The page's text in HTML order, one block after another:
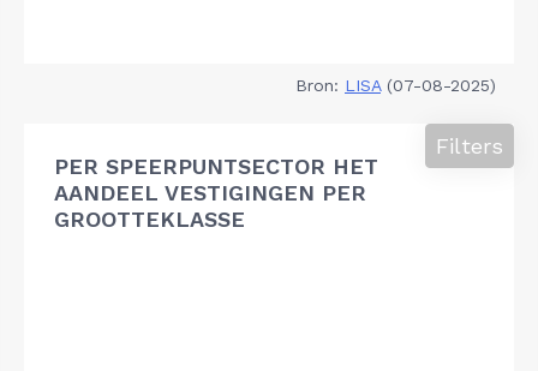
Bron: LISA(07-08-2025)
PER SPEERPUNTSECTOR HET
AANDEEL VESTIGINGEN PER
GROOTTEKLASSE
Filters